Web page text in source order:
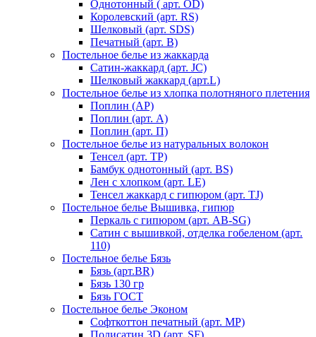
Однотонный ( арт. OD)
Королевский (арт. RS)
Шелковый (арт. SDS)
Печатный (арт. В)
Постельное белье из жаккарда
Сатин-жаккард (арт. JC)
Шелковый жаккард (арт.L)
Постельное белье из хлопка полотняного плетения
Поплин (AP)
Поплин (арт. А)
Поплин (арт. П)
Постельное белье из натуральных волокон
Тенсел (арт. ТР)
Бамбук однотонный (арт. BS)
Лен с хлопком (арт. LE)
Тенсел жаккард с гипюром (арт. TJ)
Постельное белье Вышивка, гипюр
Перкаль с гипюром (арт. AB-SG)
Сатин с вышивкой, отделка гобеленом (арт.
110)
Постельное белье Бязь
Бязь (арт.BR)
Бязь 130 гр
Бязь ГОСТ
Постельное белье Эконом
Софткоттон печатный (арт. MР)
Полисатин 3D (арт. SF)